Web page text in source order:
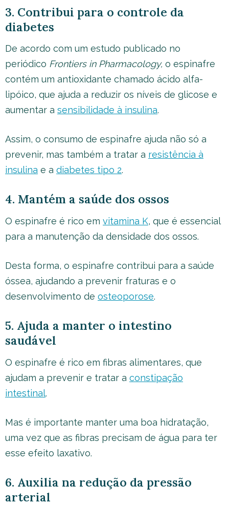
3. Contribui para o controle da
diabetes
De acordo com um estudo publicado no
periódico Frontiers in Pharmacology, o espinafre
contém um antioxidante chamado ácido alfa-
lipóico, que ajuda a reduzir os níveis de glicose e
aumentar a sensibilidade à insulina.
Assim, o consumo de espinafre ajuda não só a
prevenir, mas também a tratar a resistência à
insulina e a diabetes tipo 2.
4. Mantém a saúde dos ossos
O espinafre é rico em vitamina K, que é essencial
para a manutenção da densidade dos ossos.
Desta forma, o espinafre contribui para a saúde
óssea, ajudando a prevenir fraturas e o
desenvolvimento de osteoporose.
5. Ajuda a manter o intestino
saudável
O espinafre é rico em fibras alimentares, que
ajudam a prevenir e tratar a constipação
intestinal.
Mas é importante manter uma boa hidratação,
uma vez que as fibras precisam de água para ter
esse efeito laxativo.
6. Auxilia na redução da pressão
arterial